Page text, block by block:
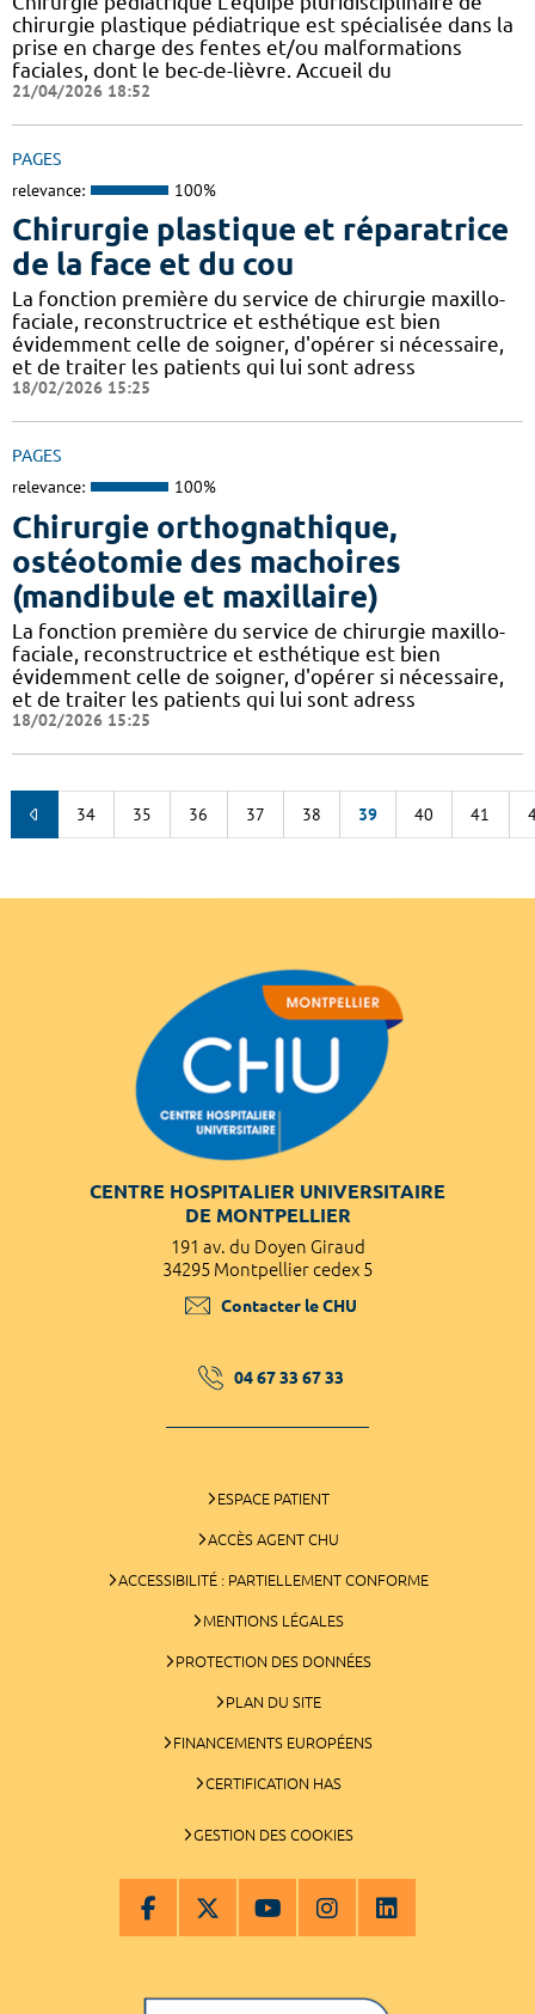
chirurgie plastique pédiatrique est spécialisée dans la
prise en charge des fentes et/ou malformations
faciales, dont le bec-de-lièvre. Accueil du
21/04/2026 18:52
PAGES
relevance: 100%
Chirurgie plastique et réparatrice
de la face et du cou
La fonction première du service de chirurgie maxillo-
faciale, reconstructrice et esthétique est bien
évidemment celle de soigner, d'opérer si nécessaire,
et de traiter les patients qui lui sont adress
18/02/2026 15:25
PAGES
relevance: 100%
Chirurgie orthognathique,
ostéotomie des machoires
(mandibule et maxillaire)
La fonction première du service de chirurgie maxillo-
faciale, reconstructrice et esthétique est bien
évidemment celle de soigner, d'opérer si nécessaire,
et de traiter les patients qui lui sont adress
18/02/2026 15:25
34 35 36 37 38 39 40 41
CENTRE HOSPITALIER UNIVERSITAIRE
DE MONTPELLIER
191 av. du Doyen Giraud
34295 Montpellier cedex 5
Contacter le CHU
04 67 33 67 33
ESPACE PATIENT
ACCÈS AGENT CHU
ACCESSIBILITÉ : PARTIELLEMENT CONFORME
MENTIONS LÉGALES
PROTECTION DES DONNÉES
PLAN DU SITE
FINANCEMENTS EUROPÉENS
CERTIFICATION HAS
GESTION DES COOKIES